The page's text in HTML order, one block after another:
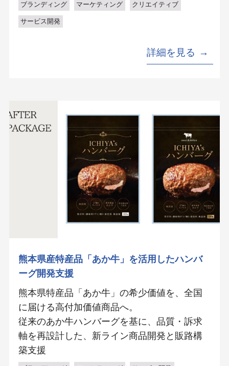
ブランディング マーケティング クリエイティブ
サービス開発
詳細を見る
熊本県産特産品「あか牛」を活用したハンバ
ーグ開発支援
熊本県特産品「あか牛」の希少価値を、全国
に届ける高付加価値商品へ。
従来のあか牛ハンバーグを基に、品質・訴求
軸を再設計した、新ライン商品開発と販路構
築支援